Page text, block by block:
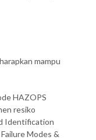
mampu
HAZOPS
resiko
Identification
Modes &